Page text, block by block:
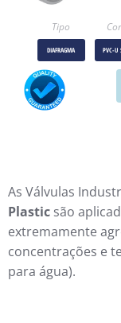
Tipo
DIAFRAGMA PVC-U
As Válvulas
Plastic são
extremamente
concentrações e
para água).